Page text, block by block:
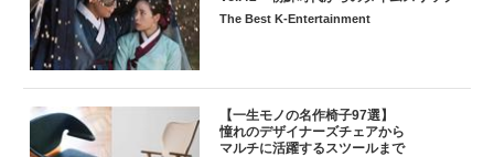
The Best K-Entertainment
【一生モノの名作椅子97選】
憧れのデザイナーズチェアから
マルチに活躍するスツールまで